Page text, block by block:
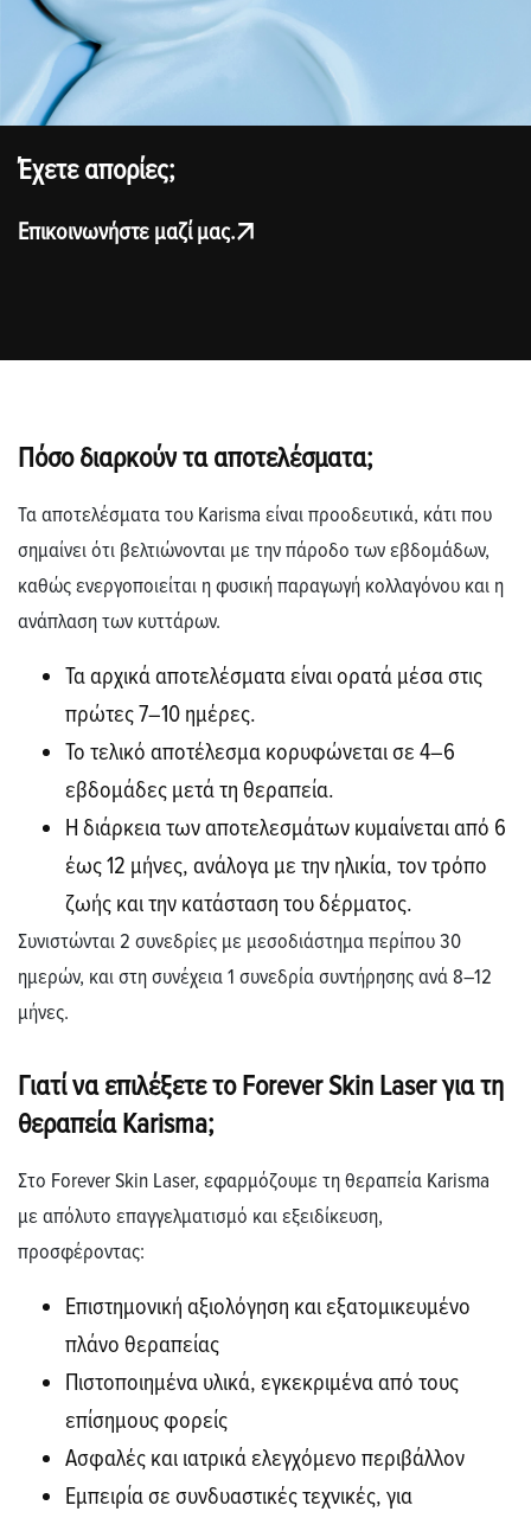
Έχετε απορίες;
Επικοινωνήστε μαζί μας.
Πόσο διαρκούν τα αποτελέσματα;
Τα αποτελέσματα του Karisma είναι προοδευτικά, κάτι που
σημαίνει ότι βελτιώνονται με την πάροδο των εβδομάδων,
καθώς ενεργοποιείται η φυσική παραγωγή κολλαγόνου και η
ανάπλαση των κυττάρων.
Τα αρχικά αποτελέσματα είναι ορατά μέσα στις
πρώτες 7–10 ημέρες.
Το τελικό αποτέλεσμα κορυφώνεται σε 4–6
εβδομάδες μετά τη θεραπεία.
Η διάρκεια των αποτελεσμάτων κυμαίνεται από 6
έως 12 μήνες, ανάλογα με την ηλικία, τον τρόπο
ζωής και την κατάσταση του δέρματος.
Συνιστώνται 2 συνεδρίες με μεσοδιάστημα περίπου 30
ημερών, και στη συνέχεια 1 συνεδρία συντήρησης ανά 8–12
μήνες.
Γιατί να επιλέξετε το Forever Skin Laser για τη
θεραπεία Karisma;
Στο Forever Skin Laser, εφαρμόζουμε τη θεραπεία Karisma
με απόλυτο επαγγελματισμό και εξειδίκευση,
προσφέροντας:
Επιστημονική αξιολόγηση και εξατομικευμένο
πλάνο θεραπείας
Πιστοποιημένα υλικά, εγκεκριμένα από τους
επίσημους φορείς
Ασφαλές και ιατρικά ελεγχόμενο περιβάλλον
Εμπειρία σε συνδυαστικές τεχνικές, για